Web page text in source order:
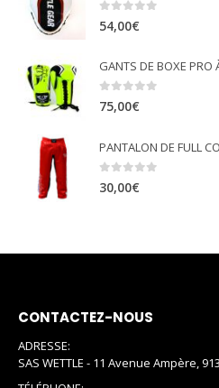
54,00€
0out of 5
75,00€
PANTALON DE FULL
0 out of 5
30,00€
CONTACTEZ-NOUS
ADRESSE:
SAS WETTLE - 11 Avenue Ampère,